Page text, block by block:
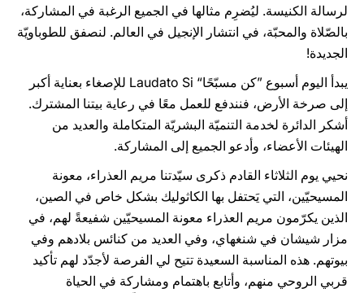
لرسالة الكنيسة. ليُضرِم مثالها في الجميع الرغبة في المشاركة،
بالصّلاة والمحبّة، في انتشار الإنجيل في العالم. لنصفق للطوباويّة
الجديدة!
يبدأ اليوم أسبوع ”كن مسبّحًا“ Laudato Si للإصغاء بعناية أكبر
إلى صرخة الأرض، فنندفع للعمل معًا في رعاية بيتنا المشترك.
أشكر الدائرة لخدمة التنميّة البشريّة المتكاملة والعديد من
الهيئات الأعضاء، وأدعو الجميع إلى المشاركة.
نحيي يوم الثلاثاء القادم ذكرى سيّدتنا مريم العذراء، معونة
المسيحيّين، التي يَحتفل بها الكاثوليك بشكل خاص في الصين،
الذين يكرّمون مريم العذراء معونة المسيحيّين شفيعةً لهم، في
مزار شيشان في شنغهاي، وفي العديد من كنائس بلادهم وفي
بيوتهم. هذه المناسبة السعيدة تتيح لي الفرصة لأجدّد لهم تأكيد
قربي الروحي منهم، وأتابع باهتمام ومشاركة في الحياة